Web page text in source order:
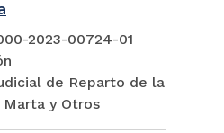
2023-00724-01
de Reparto de la
Marta y Otros